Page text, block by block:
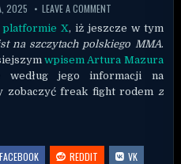
2025 LEAVE A COMMENT
platformie X, iż jeszcze w tym
na szczytach polskiego MMA.
wpisem Artura Mazura
według jego informacji na
zobaczyć freak fight rodem z
FACEBOOK REDDIT
VK